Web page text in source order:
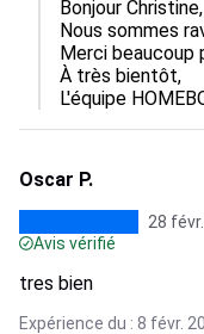
Bonjour Christine,
Nous sommes
Merci beaucoup
À très bientôt,
L'équipe
Oscar P.
28
Avis vérifié
tres bien
Expérience du : 8 févr.